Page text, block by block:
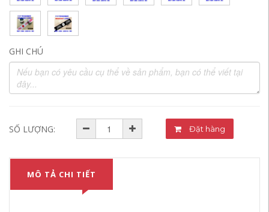
GHI CHÚ
SỐ LƯỢNG: Đặt hàng
MÔ TẢ CHI TIẾT